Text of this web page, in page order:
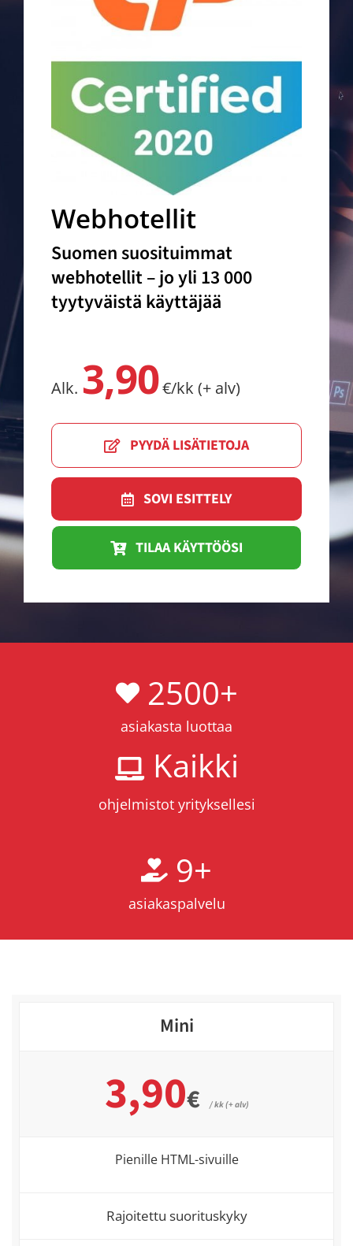
Webhotellit
Suomen suosituimmat
webhotellit – jo yli 13 000
tyytyväistä käyttäjää
Alk. 3,90€/kk (+ alv)
PYYDÄ LISÄTIETOJA
SOVI ESITTELY
TILAA KÄYTTÖÖSI
2500+
asiakasta luottaa
Kaikki
ohjelmistot yrityksellesi
9+
asiakaspalvelu
Mini
3,90€ / kk (+ alv)
Pienille HTML-sivuille
Rajoitettu suorituskyky